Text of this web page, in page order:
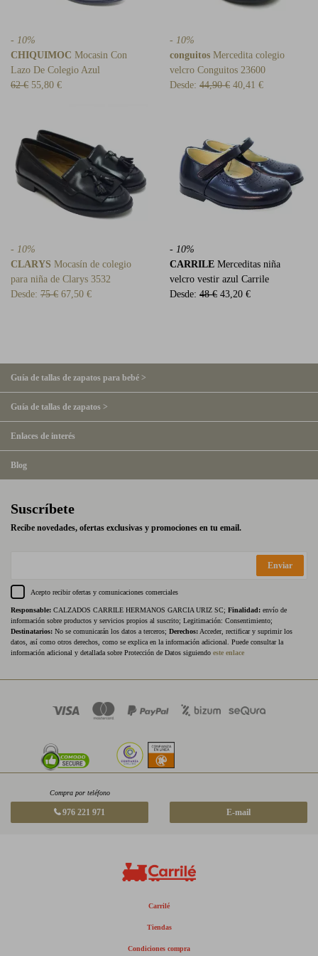
- 10%
CHIQUIMOC Mocasin Con
Lazo De Colegio Azul
62 € 55,80 €
- 10%
conguitos Mercedita colegio
velcro Conguitos 23600
Desde: 44,90 € 40,41 €
- 10%
CLARYS Mocasín de colegio
para niña de Clarys 3532
Desde: 75 € 67,50 €
- 10%
CARRILE Merceditas niña
velcro vestir azul Carrile
Desde: 48 € 43,20 €
Guía de tallas de zapatos para bebé >
Guía de tallas de zapatos >
Enlaces de interés
Blog
Suscríbete
Recibe novedades, ofertas exclusivas y promociones en tu email.
Enviar
Acepto recibir ofertas y comunicaciones comerciales
Responsable: CALZADOS CARRILE HERMANOS GARCIA URIZ SC; Finalidad: envío de
información sobre productos y servicios propios al suscrito; Legitimación: Consentimiento;
Destinatarios: No se comunicarán los datos a terceros; Derechos: Acceder, rectificar y suprimir los
datos, así como otros derechos, como se explica en la información adicional. Puede consultar la
información adicional y detallada sobre Protección de Datos siguiendo este enlace
Compra por teléfono
976 221 971 E-mail
Carrilé
Tiendas
Condiciones compra